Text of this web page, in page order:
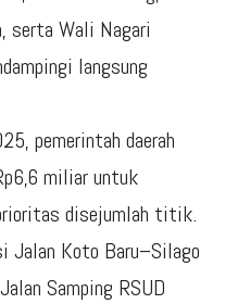
serta Wali Nagari
langsung
pemerintah daerah
miliar untuk
disejumlah titik.
Jalan Koto Baru–Silago
Samping RSUD